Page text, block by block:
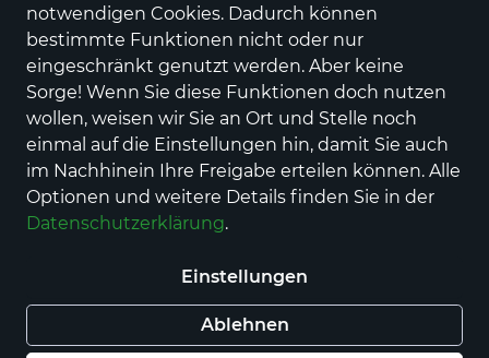
notwendigen Cookies. Dadurch können
bestimmte Funktionen nicht oder nur
eingeschränkt genutzt werden. Aber keine
Sorge! Wenn Sie diese Funktionen doch nutzen
wollen, weisen wir Sie an Ort und Stelle noch
einmal auf die Einstellungen hin, damit Sie auch
im Nachhinein Ihre Freigabe erteilen können. Alle
Optionen und weitere Details finden Sie in der
Datenschutzerklärung.
Einstellungen
Ablehnen
Apfelwein
4,00 €
für 0,7 l (5,71 € / 1 l)
Honigwein (Met)
7,00 €
für 0,7 l (10,00 € / 1 l)